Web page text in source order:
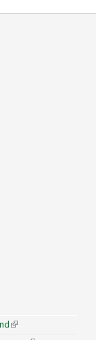
(link is